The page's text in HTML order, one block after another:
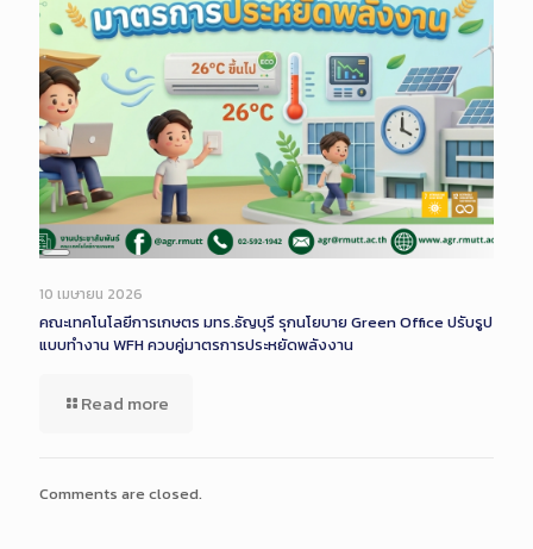
Long
Description
10 เมษายน 2026
คณะเทคโนโลยีการเกษตร มทร.ธัญบุรี รุกนโยบาย Green Office ปรับรูป
แบบทำงาน WFH ควบคู่มาตรการประหยัดพลังงาน
Read more
Comments are closed.